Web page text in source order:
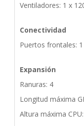
Ventiladores: 1 x
Conectividad
Puertos frontales:
Expansión
Ranuras: 4
Longitud máxima
Altura máxima